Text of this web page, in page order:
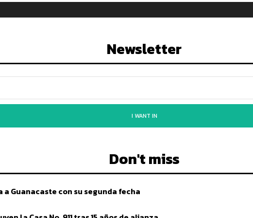
Newsletter
I WANT IN
Don't miss
Guanacaste con su segunda fecha